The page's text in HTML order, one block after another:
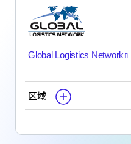
Global Logistics Network
区域